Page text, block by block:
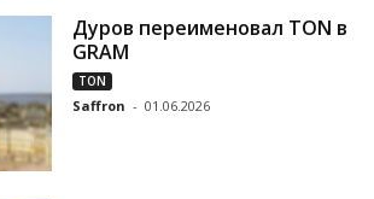
Дуров переименовал TON в
GRAM
TON
Saffron - 01.06.2026